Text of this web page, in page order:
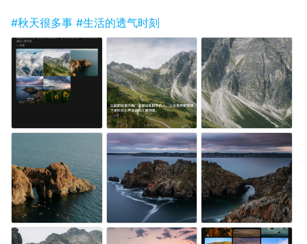
#秋天很多事 #生活的透气时刻